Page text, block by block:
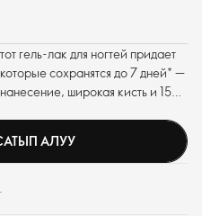
гель-лак для ногтей придает
сохранятся до 7 дней* —
широкая кисть и 15
маникюра.
АЛУУ